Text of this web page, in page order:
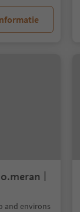
|
and environs